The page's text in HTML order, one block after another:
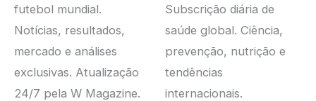
futebol mundial.
Notícias, resultados,
mercado e análises
exclusivas. Atualização
24/7 pela W Magazine.
Subscrição diária de
saúde global. Ciência,
prevenção, nutrição e
tendências
internacionais.